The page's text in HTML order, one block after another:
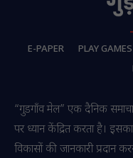
E-PAPER PLAY GAMES
“गुडगाँव मेल” एक दैनिक
पर ध्यान केंद्रित करता है।
विकासों की जानकारी प्रदान